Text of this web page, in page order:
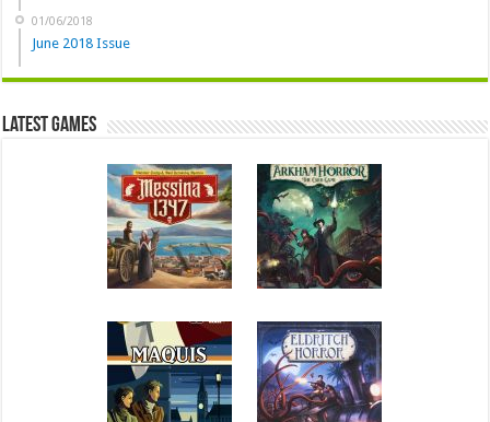
01/06/2018
June 2018 Issue
Latest Games